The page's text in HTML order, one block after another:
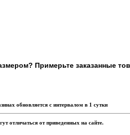
Примерьте заказанные
обновляется с интервалом в 1 сутки
отличаться от приведенных на сайте.